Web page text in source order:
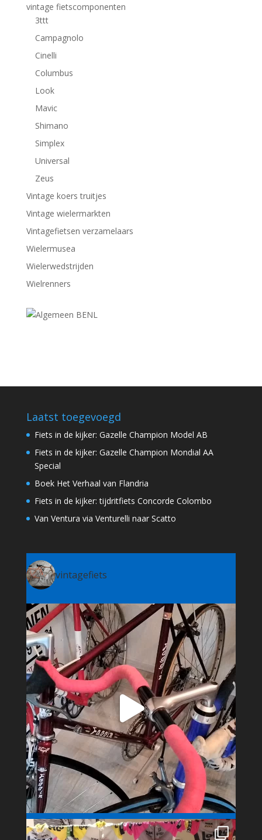
vintage fietscomponenten
3ttt
Campagnolo
Cinelli
Columbus
Look
Mavic
Shimano
Simplex
Universal
Zeus
Vintage koers truitjes
Vintage wielermarkten
Vintagefietsen verzamelaars
Wielermusea
Wielerwedstrijden
Wielrenners
Laatst toegevoegd
Fiets in de kijker: Gazelle Champion Model AB
Fiets in de kijker: Gazelle Champion Mondial AA
Special
Boek Het Verhaal van Flandria
Fiets in de kijker: tijdritfiets Concorde Colombo
Van Ventura via Venturelli naar Scatto
vintagefiets